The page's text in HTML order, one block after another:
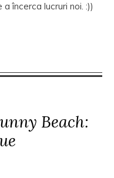
încerca lucruri noi. :))
Beach: